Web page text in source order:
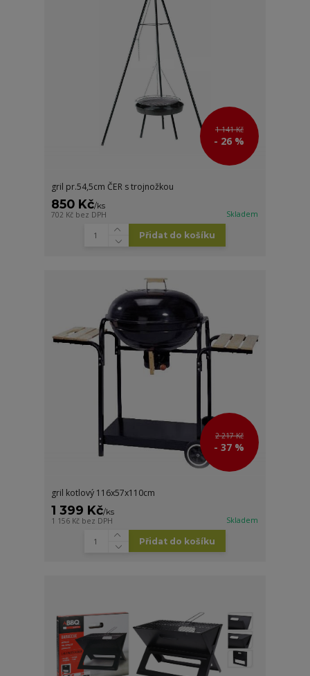
1 141 Kč
- 26 %
gril pr.54,5cm ČER s trojnožkou
850 Kč/ks
702 Kč bez DPH Skladem
Přidat do košíku
2 217 Kč
- 37 %
gril kotlový 116x57x110cm
1 399 Kč/ks
1 156 Kč bez DPH Skladem
Přidat do košíku